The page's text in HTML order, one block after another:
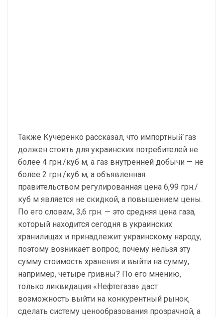
Также Кучеренко рассказал, что импортный̆ газ
должен стоить для украинских потребителей не
более 4 грн./куб м, а газ внутренней добычи — не
более 2 грн./куб м, а объявленная
правительством регулированная цена 6,99 грн./
куб м является не скидкой, а повышением цены.
По его словам, 3,6 грн. — это средняя цена газа,
который находится сегодня в украинских
хранилищах и принадлежит украинскому народу,
поэтому возникает вопрос, почему нельзя эту
сумму стоимость хранения и выйти на сумму,
например, четыре гривны? По его мнению,
только ликвидация «Нефтегаза» даст
возможность выйти на конкурентный рынок,
сделать систему ценообразования прозрачной, а